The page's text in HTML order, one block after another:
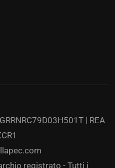
| REA
registrato - Tutti i